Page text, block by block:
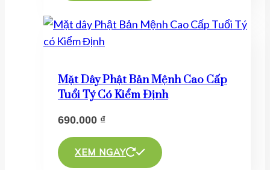
chọn
sản
phẩm
có
Các
tùy
thể
Mặt Dây Phật Bản Mệnh Cao Cấp
Tuổi Tý Có Kiểm Định
690.000 ₫
XEM NGAY
phẩm